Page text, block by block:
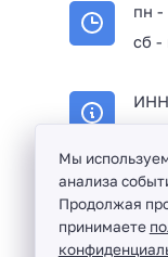
пн -
сб -
ИНН
Оптовая
в Балаково и
Мы
анализа
Продолжая
принимаете